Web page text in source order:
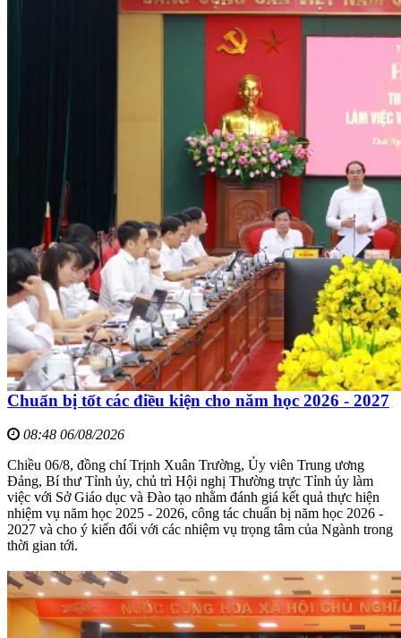
Chuẩn bị tốt các điều kiện cho năm học 2026 - 2027
08:48 06/08/2026
Chiều 06/8, đồng chí Trịnh Xuân Trường, Ủy viên Trung ương
Đảng, Bí thư Tỉnh ủy, chủ trì Hội nghị Thường trực Tỉnh ủy làm
việc với Sở Giáo dục và Đào tạo nhằm đánh giá kết quả thực hiện
nhiệm vụ năm học 2025 - 2026, công tác chuẩn bị năm học 2026 -
2027 và cho ý kiến đối với các nhiệm vụ trọng tâm của Ngành trong
thời gian tới.